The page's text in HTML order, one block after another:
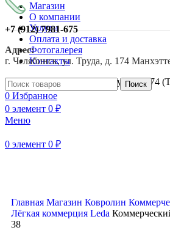
Магазин
О компании
Услуги
Оплата и доставка
Фотогалерея
Контакты
г. Челябинск, ул. Труда, д. 174
+7 (912)7981-675
Адрес:
г. Челябинск, ул. Труда, д. 174
Поиск
0 Избранное
0 элемент 0 ₽
Меню
0 элемент 0 ₽
Главная Магазин Ковролин
Лёгкая коммерция Leda
38